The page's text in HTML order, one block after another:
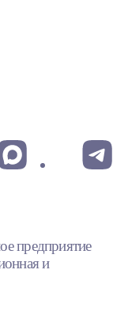
предприятие
и